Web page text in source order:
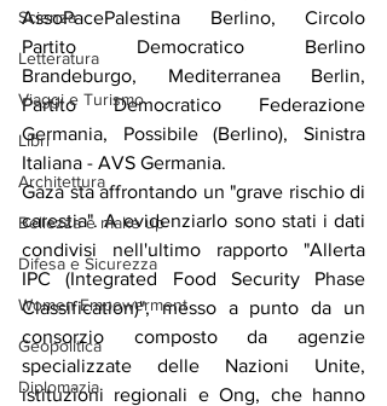
Scienza
Letteratura
Viaggi e Turismo
Libri
Architettura
Bellezza e make up
Difesa e Sicurezza
Women Empowerment
Geopolitica
Diplomazia
AssoPacePalestina Berlino, Circolo
Partito Democratico Berlino
Brandeburgo, Mediterranea Berlin,
Partito Democratico Federazione
Germania, Possibile (Berlino), Sinistra
Italiana - AVS Germania.
Gaza sta affrontando un "grave rischio di
carestia". A evidenziarlo sono stati i dati
condivisi nell'ultimo rapporto "Allerta
IPC (Integrated Food Security Phase
Classification)", messo a punto da un
consorzio composto da agenzie
specializzate delle Nazioni Unite,
istituzioni regionali e Ong, che hanno